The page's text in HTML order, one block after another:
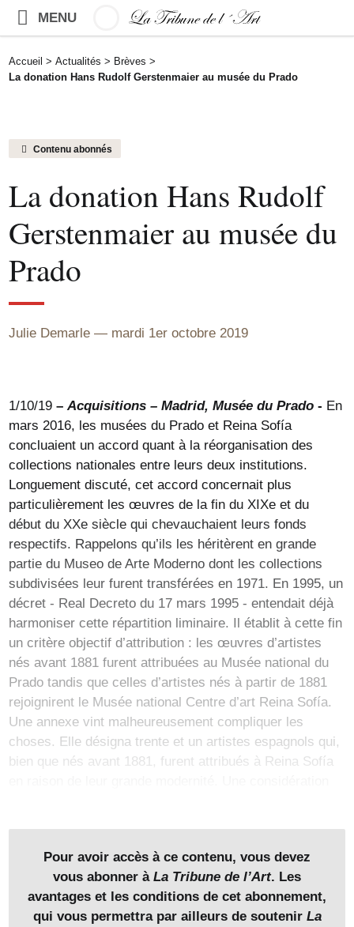
MENU
Accueil > Actualités > Brèves >
La donation Hans Rudolf Gerstenmaier au musée du Prado
Contenu abonnés
La donation Hans Rudolf
Gerstenmaier au musée du
Prado
Julie Demarle mardi 1er octobre 2019
1/10/19–Acquisitions – Madrid, Musée du Prado - En
mars 2016, les musées du Prado et Reina Sofía
concluaient un accord quant à la réorganisation des
collections nationales entre leurs deux institutions.
Longuement discuté, cet accord concernait plus
particulièrement les œuvres de la fin du XIXe et du
début du XXe siècle qui chevauchaient leurs fonds
respectifs. Rappelons qu’ils les héritèrent en grande
partie du Museo de Arte Moderno dont les collections
subdivisées leur furent transférées en 1971. En 1995, un
décret - Real Decreto du 17 mars 1995 - entendait déjà
harmoniser cette répartition liminaire. Il établit à cette fin
un critère objectif d’attribution : les œuvres d’artistes
nés avant 1881 furent attribuées au Musée national du
Prado tandis que celles d’artistes nés à partir de 1881
rejoignirent le Musée national Centre d’art Reina Sofía.
Une annexe vint malheureusement compliquer les
choses. Elle désigna trente et un artistes espagnols qui,
bien que nés avant 1881, furent attribués à Reina Sofía
entre 1850 et 1880. Elles furent concédées au Prado.
La récente donation d’Hans Rudolf Gerstenmaier -
homme d’affaires allemand établi en Espagne depuis le
Pour avoir accès à ce contenu, vous devez
vous abonner à La Tribune de l’Art. Les
avantages et les conditions de cet abonnement,
qui vous permettra par ailleurs de soutenir La